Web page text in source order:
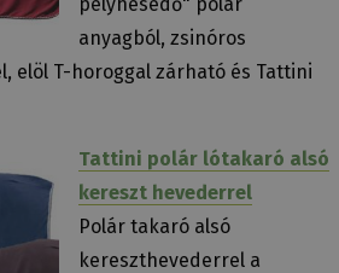
anyagból, zsinóros
elöl T-horoggal zárható és Tattini
Tattini polár lótakaró alsó
kereszt hevederrel
Polár takaró alsó
kereszthevederrel a